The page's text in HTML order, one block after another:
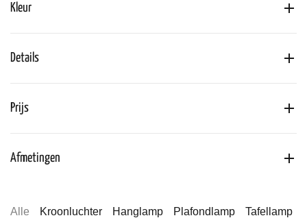
Kleur
Details
Prijs
Afmetingen
Alle Kroonluchter Hanglamp Plafondlamp
Tafellamp